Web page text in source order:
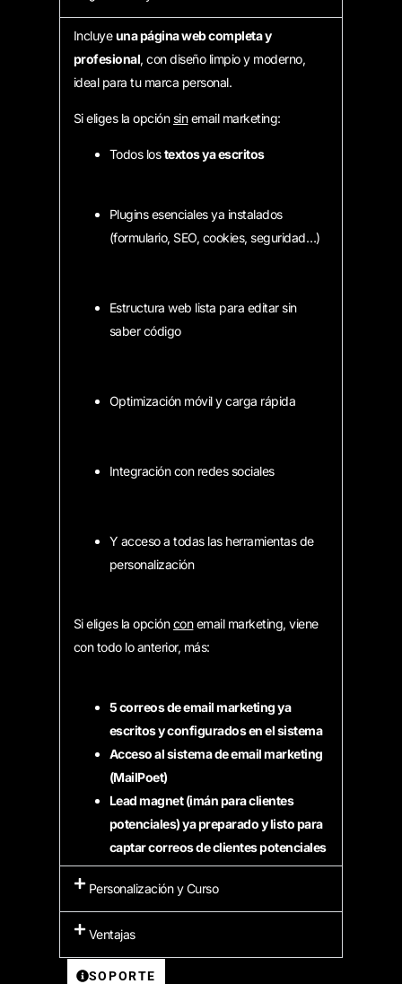
Incluyeuna página web completa y
profesional, con diseño limpio y moderno,
ideal para tu marca personal.
Si eliges la opción sinemail marketing:
Todos lostextos ya escritos
Plugins esenciales ya instalados
(formulario, SEO, cookies, seguridad…)
Estructura web lista para editar sin
saber código
Optimización móvil y carga rápida
Integración con redes sociales
Y acceso a todas las herramientas de
personalización
Si eliges la opciónconemail marketing, viene
con todo lo anterior, más:
5 correos de email marketing ya
escritos y configurados en el sistema
Acceso al sistema de email marketing
(MailPoet)
Lead magnet (imán para clientes
potenciales) ya preparado y listo para
captar correos de clientes potenciales
Personalización y Curso
Ventajas
SOPORTE